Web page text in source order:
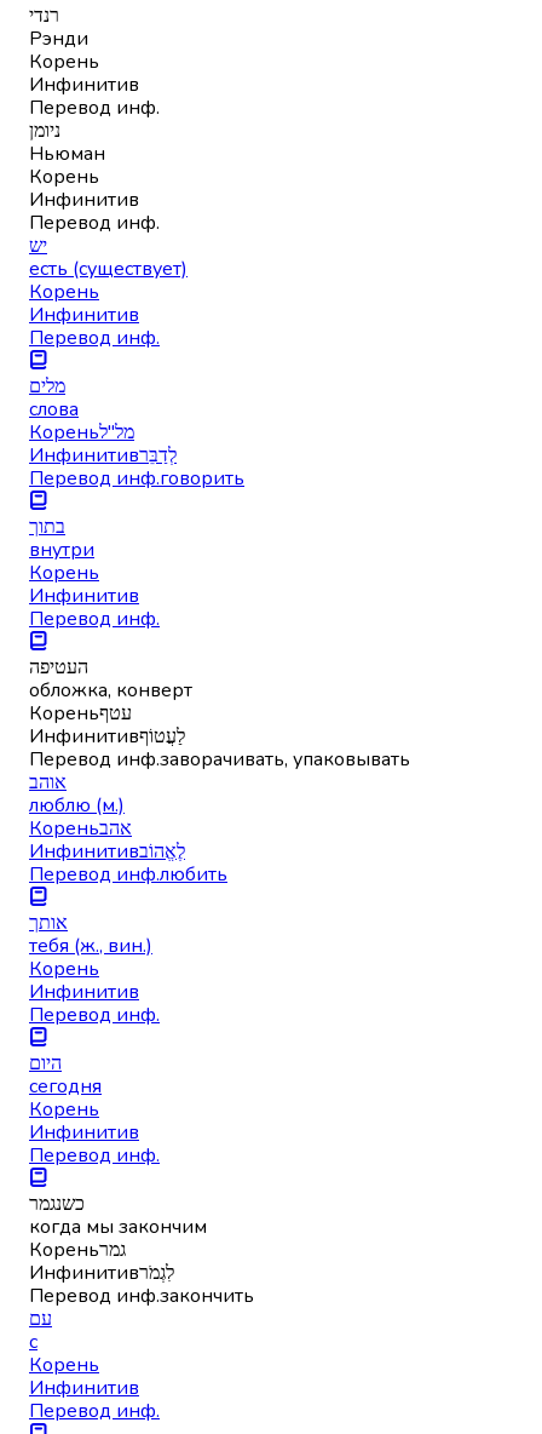
רנדי
Рэнди
Корень
Инфинитив
Перевод инф.
ניומן
Ньюман
Корень
Инфинитив
Перевод инф.
יש
есть (существует)
Корень
Инфинитив
Перевод инф.
מלים
слова
Кореньמל"ל
Инфинитивלְדַבֵּר
Перевод инф.говорить
בתוך
внутри
Корень
Инфинитив
Перевод инф.
העטיפה
обложка, конверт
Кореньעטף
Инфинитивלַעֲטוֹף
Перевод инф.заворачивать, упаковывать
אוהב
люблю (м.)
Кореньאהב
Инфинитивלֶאֱהוֹב
Перевод инф.любить
אותך
тебя (ж., вин.)
Корень
Инфинитив
Перевод инф.
היום
сегодня
Корень
Инфинитив
Перевод инф.
כשנגמר
когда мы закончим
Кореньגמר
Инфинитивלִגְמֹר
Перевод инф.закончить
עם
с
Корень
Инфинитив
Перевод инф.